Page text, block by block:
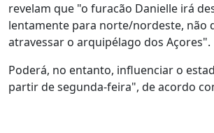
revelam que "o furacão Danielle irá
lentamente para norte/nordeste, não
atravessar o arquipélago dos Açores".
Poderá, no entanto, influenciar o
partir de segunda-feira", de acordo